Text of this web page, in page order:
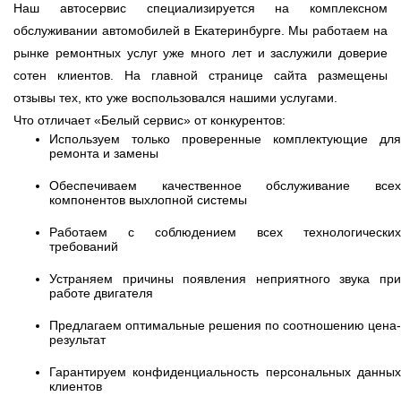
Наш автосервис специализируется на комплексном
обслуживании автомобилей в Екатеринбурге. Мы работаем на
рынке ремонтных услуг уже много лет и заслужили доверие
сотен клиентов. На главной странице сайта размещены
отзывы тех, кто уже воспользовался нашими услугами.
Что отличает «Белый сервис» от конкурентов:
Используем только проверенные комплектующие для
ремонта и замены
Обеспечиваем качественное обслуживание всех
компонентов выхлопной системы
Работаем с соблюдением всех технологических
требований
Устраняем причины появления неприятного звука при
работе двигателя
Предлагаем оптимальные решения по соотношению цена-
результат
Гарантируем конфиденциальность персональных данных
клиентов